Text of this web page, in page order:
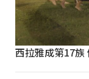
西拉雅成第17族